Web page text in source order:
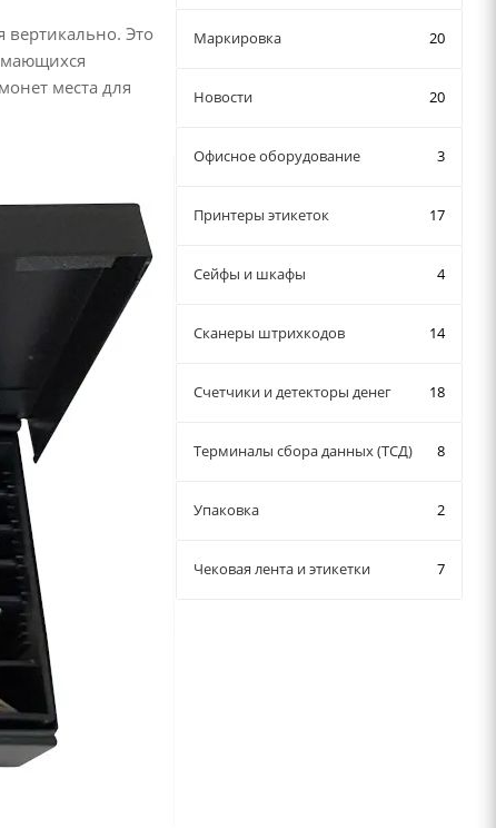
вертикально. Это
места для
Маркировка 20
Новости 20
Офисное оборудование 3
Принтеры этикеток 17
Сейфы и шкафы 4
Сканеры штрихкодов 14
Счетчики и детекторы денег 18
Терминалы сбора данных (ТСД) 8
Упаковка 2
Чековая лента и этикетки 7